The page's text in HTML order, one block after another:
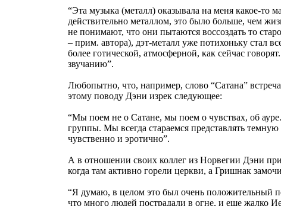
“Эта музыка (металл) оказывала на меня какое-то
действительно металлом, это было больше, чем
не понимают, что они пытаются воссоздать то
– прим. автора), дэт-металл уже потихоньку стал
более готической, атмосферной, как сейчас
звучанию”.
Любопытно, что, например, слово “Сатана”
этому поводу Дэни изрек следующее:
“Мы поем не о Сатане, мы поем о чувствах, об
группы. Мы всегда стараемся представлять
чувственно и эротично”.
А в отношении своих коллег из Норвегии Дэни
когда там активно горели церкви, а Гришнак
“Я думаю, в целом это был очень положительный
что много людей пострадали в огне, и еще жалко